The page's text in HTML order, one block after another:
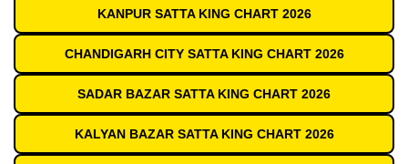
KANPUR SATTA KING CHART 2026
CHANDIGARH CITY SATTA KING CHART 2026
SADAR BAZAR SATTA KING CHART 2026
KALYAN BAZAR SATTA KING CHART 2026